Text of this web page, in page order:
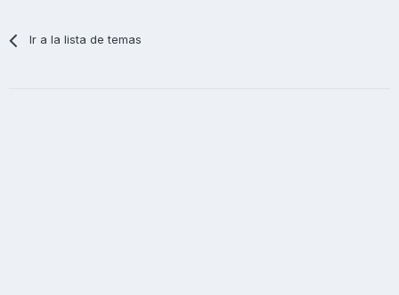
Ir a la lista de temas